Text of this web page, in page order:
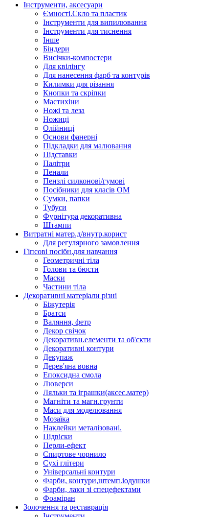
Інструменти, аксесуари
Ємності.Скло та пластик
Інструменти для випилювання
Інструменти для тиснення
Інше
Біндери
Висічки-компостери
Для квілінгу
Для нанесення фарб та контурів
Килимки для різання
Кнопки та скріпки
Мастихіни
Ножі та леза
Ножиці
Олійниці
Основи фанерні
Підкладки для малювання
Підставки
Палітри
Пенали
Пензлі силконові/гумові
Посібники для класів ОМ
Сумки, папки
Тубуси
Фурнітура декоративна
Штампи
Витратні матер.д/внутр.корист
Для регулярного замовлення
Гіпсові посібн.для навчання
Геометричні тіла
Голови та бюсти
Маски
Частини тіла
Декоративні матеріали різні
Біжутерія
Братси
Валяння, фетр
Декор свічок
Декоративн.елементи та об'єкти
Декоративні контури
Декупаж
Дерев'яна вовна
Епоксидна смола
Люверси
Ляльки та іграшки(аксес.матер)
Магніти та магн.грунти
Маси для моделювання
Мозаїка
Наклейки металізовані.
Підвіски
Перли-ефект
Спиртове чорнило
Сухі глітери
Універсальні контури
Фарби, контури,штемп.іодушки
Фарби, лаки зі спецефектами
Фоаміран
Золочення та реставрація